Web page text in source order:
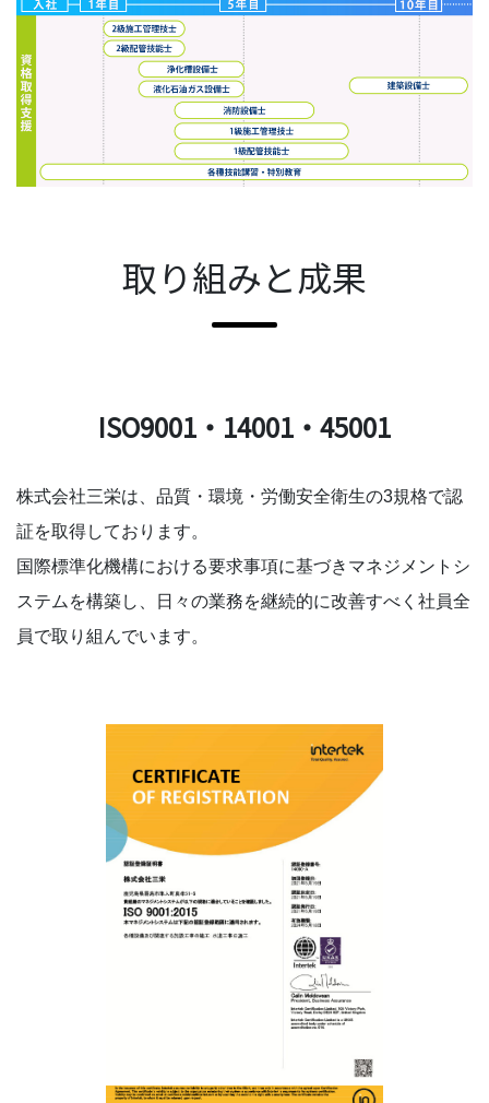
取り組みと成果
ISO9001・14001・45001
株式会社三栄は、品質・環境・労働安全衛生の3規格で認
証を取得しております。
国際標準化機構における要求事項に基づきマネジメントシ
ステムを構築し、日々の業務を継続的に改善すべく社員全
員で取り組んでいます。